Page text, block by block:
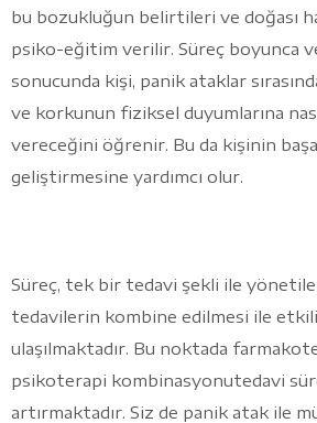
bu bozukluğun belirtileri ve doğası
psiko-eğitim verilir. Süreç boyunca
sonucunda kişi, panik ataklar
ve korkunun fiziksel duyumlarına
vereceğini öğrenir. Bu da kişinin
geliştirmesine yardımcı olur.
Süreç, tek bir tedavi şekli ile
tedavilerin kombine edilmesi ile
ulaşılmaktadır. Bu noktada
psikoterapi kombinasyonutedavi
artırmaktadır. Siz de panik atak ile